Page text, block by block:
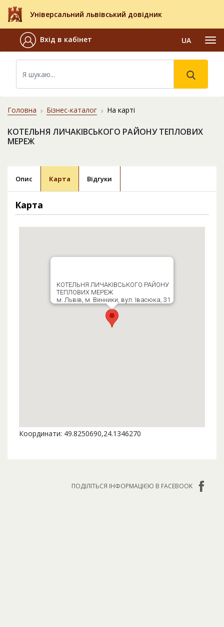
Універсальний львівський довідник
Вхід в кабінет UA
Головна Бізнес-каталог На карті
КОТЕЛЬНЯ ЛИЧАКІВСЬКОГО РАЙОНУ ТЕПЛОВИХ
МЕРЕЖ
Опис Карта Відгуки
Карта
КОТЕЛЬНЯ ЛИЧАКІВСЬКОГО РАЙОНУ
ТЕПЛОВИХ МЕРЕЖ
м. Львів, м. Винники, вул. Івасюка, 31
Координати: 49.8250690,24.1346270
ПОДІЛІТЬСЯ ІНФОРМАЦІЄЮ В FACEBOOK